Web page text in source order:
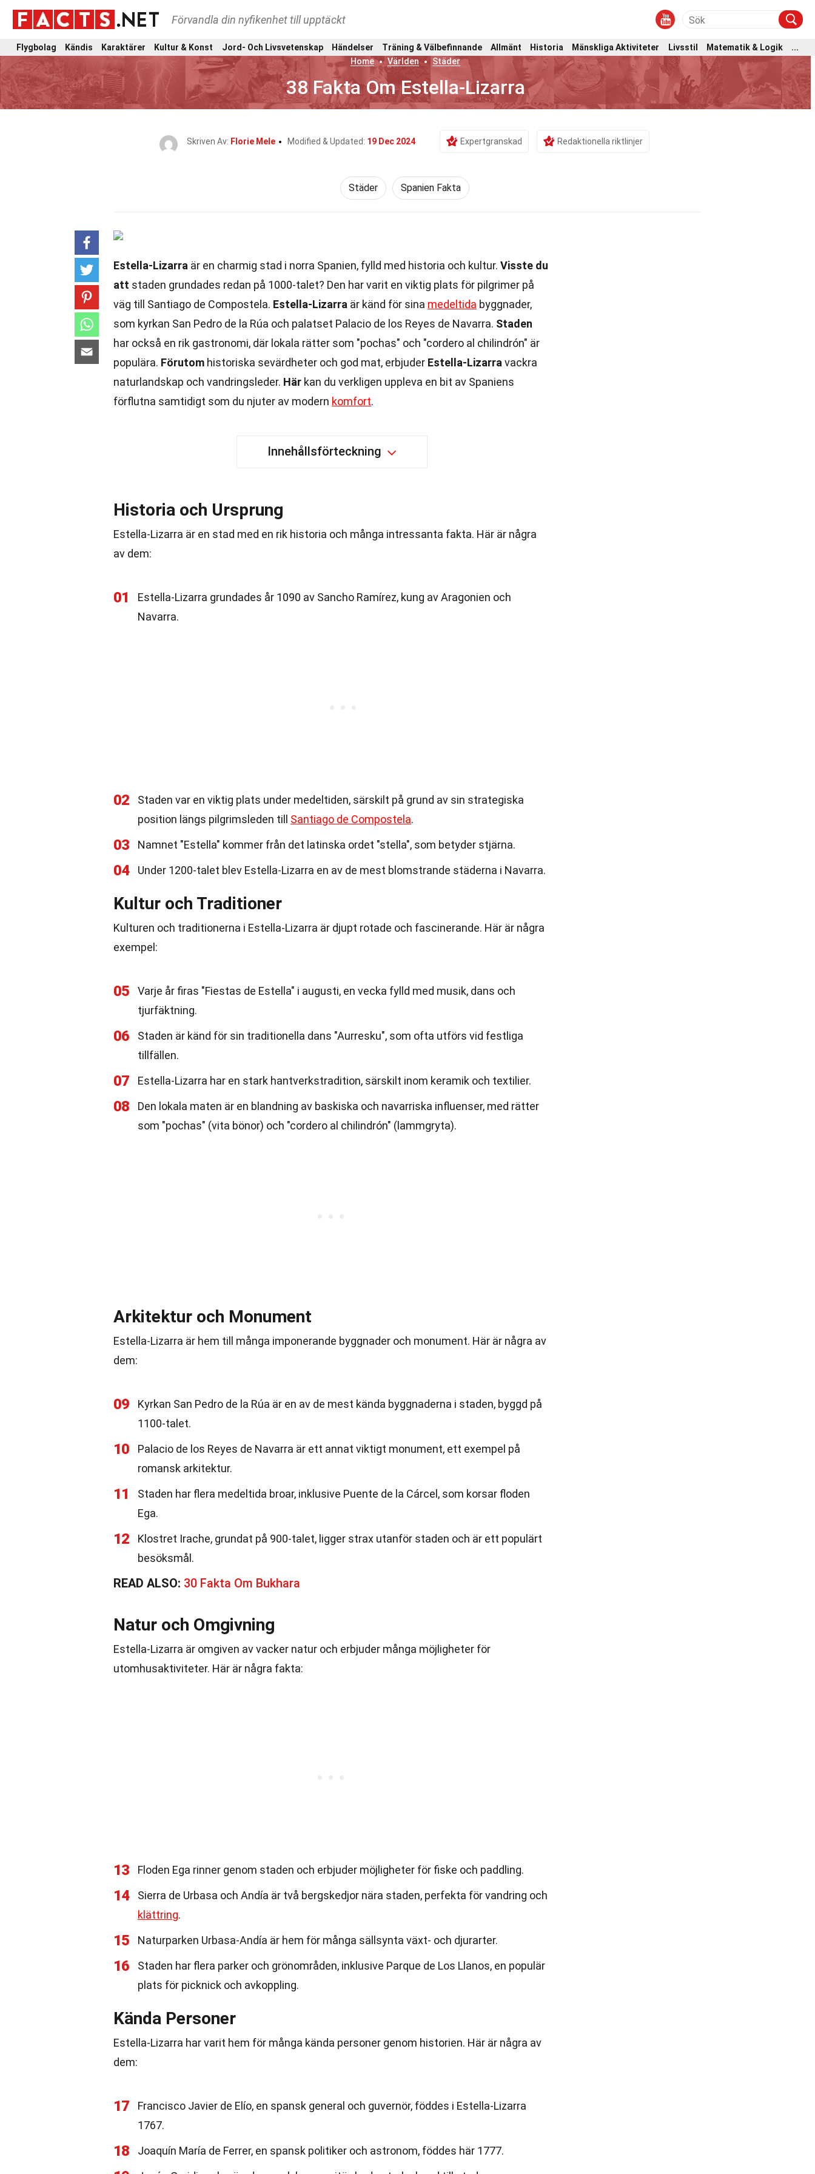
Förvandla din nyfikenhet till upptäckt
Flygbolag Kändis Karaktärer Kultur & Konst Jord- Och Livsvetenskap Händelser Träning & Välbefinnande Allmänt Historia Mänskliga Aktiviteter Livsstil Matematik & Logik
...
Home
Världen Städer
38 Fakta Om Estella-Lizarra
Skriven Av: Florie Mele Modified & Updated: 19 Dec 2024 Expertgranskad Redaktionella riktlinjer
Städer Spanien Fakta
Estella-Lizarra är en charmig stad i norra Spanien, fylld med historia och kultur. Visste du
att staden grundades redan på 1000-talet? Den har varit en viktig plats för pilgrimer på
väg till Santiago de Compostela. Estella-Lizarra är känd för sina medeltida byggnader,
som kyrkan San Pedro de la Rúa och palatset Palacio de los Reyes de Navarra. Staden
har också en rik gastronomi, där lokala rätter som "pochas" och "cordero al chilindrón" är
populära. Förutom historiska sevärdheter och god mat, erbjuder Estella-Lizarra vackra
naturlandskap och vandringsleder. Här kan du verkligen uppleva en bit av Spaniens
förflutna samtidigt som du njuter av modern komfort.
Innehållsförteckning
Historia och Ursprung
Estella-Lizarra är en stad med en rik historia och många intressanta fakta. Här är några
av dem:
01
Estella-Lizarra grundades år 1090 av Sancho Ramírez, kung av Aragonien och
Navarra.
02
Staden var en viktig plats under medeltiden, särskilt på grund av sin strategiska
position längs pilgrimsleden till Santiago de Compostela.
03 Namnet "Estella" kommer från det latinska ordet "stella", som betyder stjärna.
04 Under 1200-talet blev Estella-Lizarra en av de mest blomstrande städerna i Navarra.
Kultur och Traditioner
Kulturen och traditionerna i Estella-Lizarra är djupt rotade och fascinerande. Här är några
exempel:
05
Varje år firas "Fiestas de Estella" i augusti, en vecka fylld med musik, dans och
tjurfäktning.
06
Staden är känd för sin traditionella dans "Aurresku", som ofta utförs vid festliga
tillfällen.
07 Estella-Lizarra har en stark hantverkstradition, särskilt inom keramik och textilier.
08
Den lokala maten är en blandning av baskiska och navarriska influenser, med rätter
som "pochas" (vita bönor) och "cordero al chilindrón" (lammgryta).
Arkitektur och Monument
Estella-Lizarra är hem till många imponerande byggnader och monument. Här är några av
dem:
09
Kyrkan San Pedro de la Rúa är en av de mest kända byggnaderna i staden, byggd på
1100-talet.
10
Palacio de los Reyes de Navarra är ett annat viktigt monument, ett exempel på
romansk arkitektur.
11
Staden har flera medeltida broar, inklusive Puente de la Cárcel, som korsar floden
Ega.
12
Klostret Irache, grundat på 900-talet, ligger strax utanför staden och är ett populärt
besöksmål.
READ ALSO: 30 Fakta Om Bukhara
Natur och Omgivning
Estella-Lizarra är omgiven av vacker natur och erbjuder många möjligheter för
utomhusaktiviteter. Här är några fakta:
13 Floden Ega rinner genom staden och erbjuder möjligheter för fiske och paddling.
14
Sierra de Urbasa och Andía är två bergskedjor nära staden, perfekta för vandring och
klättring.
15 Naturparken Urbasa-Andía är hem för många sällsynta växt- och djurarter.
16
Staden har flera parker och grönområden, inklusive Parque de Los Llanos, en populär
plats för picknick och avkoppling.
Kända Personer
Estella-Lizarra har varit hem för många kända personer genom historien. Här är några av
dem:
17
Francisco Javier de Elío, en spansk general och guvernör, föddes i Estella-Lizarra
1767.
18 Joaquín María de Ferrer, en spansk politiker och astronom, föddes här 1777.